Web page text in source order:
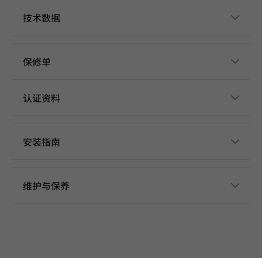
技术数据
保修单
认证资料
安装指南
维护与保养